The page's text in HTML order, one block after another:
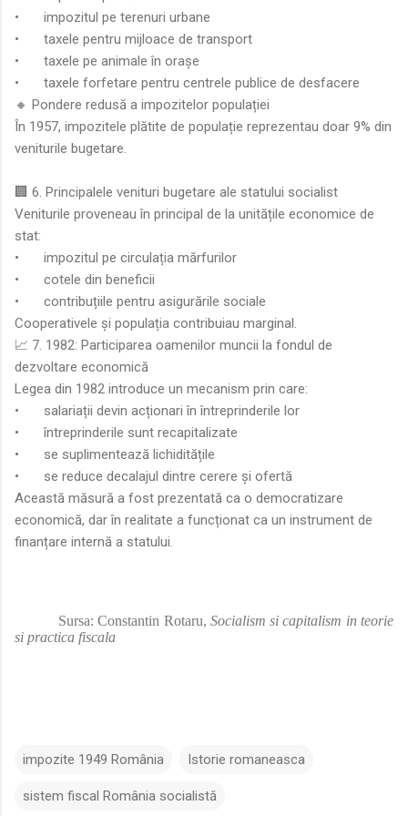
•
impozitul pe terenuri urbane
•
taxele pentru mijloace de transport
•
taxele pe animale în orașe
•
taxele forfetare pentru centrele publice de desfacere
🔸 Pondere redusă a impozitelor populației
În 1957, impozitele plătite de populație reprezentau doar 9% din
veniturile bugetare.
🏢 6. Principalele venituri bugetare ale statului socialist
Veniturile proveneau în principal de la unitățile economice de
stat:
•
impozitul pe circulația mărfurilor
•
cotele din beneficii
•
contribuțiile pentru asigurările sociale
Cooperativele și populația contribuiau marginal.
📈 7. 1982: Participarea oamenilor muncii la fondul de
dezvoltare economică
Legea din 1982 introduce un mecanism prin care:
•
salariații devin acționari în întreprinderile lor
•
întreprinderile sunt recapitalizate
•
se suplimentează lichiditățile
•
se reduce decalajul dintre cerere și ofertă
Această măsură a fost prezentată ca o democratizare
economică, dar în realitate a funcționat ca un instrument de
finanțare internă a statului.
Sursa: Constantin Rotaru, Socialism si capitalism in teorie
si practica fiscala
impozite 1949 România Istorie romaneasca
sistem fiscal România socialistă